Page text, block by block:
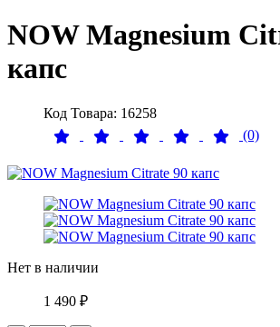
NOW Magnesium
капс
Код Товара: 16258
(0)
Нет в наличии
1 490 ₽